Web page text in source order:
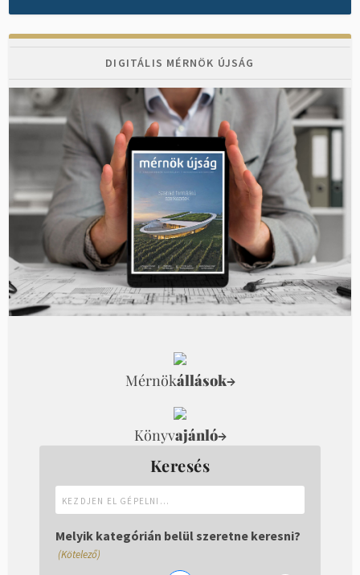
DIGITÁLIS MÉRNÖK ÚJSÁG
Mérnökállások→
Könyvajánló→
Keresés
el
gépelni...
Melyik kategórián belül szeretne keresni?
(Kötelező)